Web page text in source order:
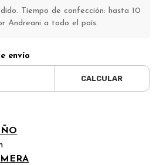
Tiempo de confección: hasta 10
Andreani a todo el país.
envío
CALCULAR